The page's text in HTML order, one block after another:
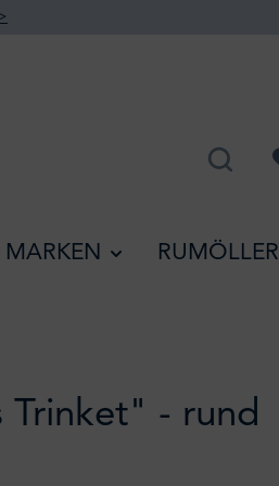
MARKEN RUMÖLLER
Trinket" - rund